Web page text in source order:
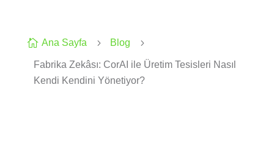
 Ana Sayfa 5 Blog 5
Fabrika Zekâsı: CorAI ile Üretim Tesisleri Nasıl
Kendi Kendini Yönetiyor?